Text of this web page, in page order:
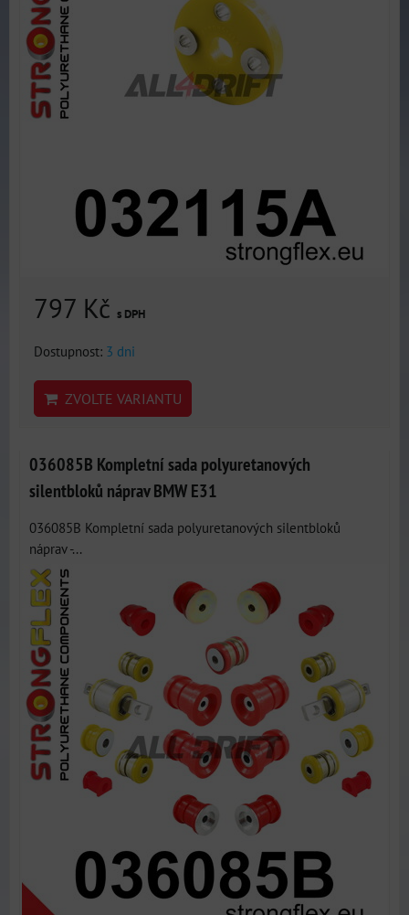
797 Kč s DPH
Dostupnost: 3 dni
ZVOLTE VARIANTU
036085B Kompletní sada polyuretanových
silentbloků náprav BMW E31
036085B Kompletní sada polyuretanových silentbloků
náprav -...